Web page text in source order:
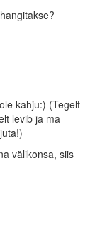
kahju:) (Tegelt
levib ja ma
välikonsa, siis